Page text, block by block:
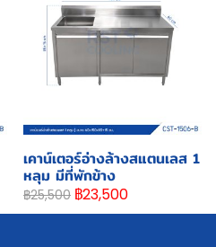
เคาน์เตอร์อ่างล้างสแตนเลส 1
หลุม มีที่พักข้าง
฿25,500 ฿23,500